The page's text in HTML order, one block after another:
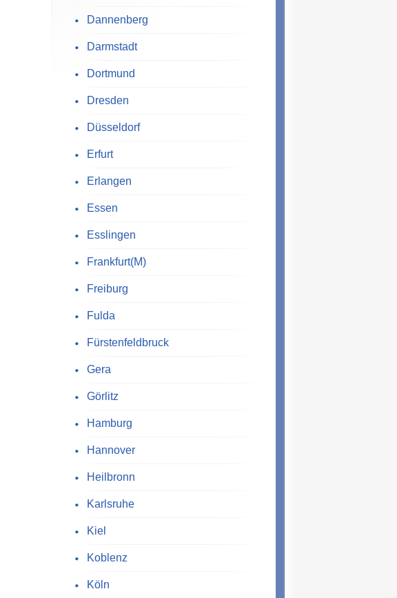
Dannenberg
Darmstadt
Dortmund
Dresden
Düsseldorf
Erfurt
Erlangen
Essen
Esslingen
Frankfurt(M)
Freiburg
Fulda
Fürstenfeldbruck
Gera
Görlitz
Hamburg
Hannover
Heilbronn
Karlsruhe
Kiel
Koblenz
Köln